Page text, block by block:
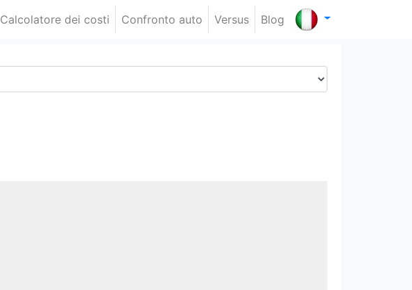
Calcolatore dei costi Confronto auto Versus Blog